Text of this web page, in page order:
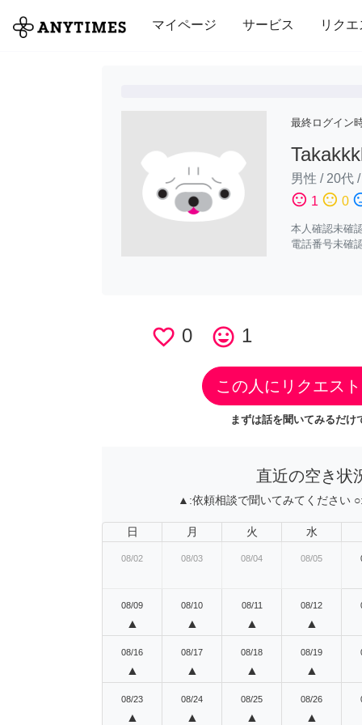
マイページ サービス リクエ
全て 修理・組立 家事 引っ越し
最終ログイン
男性 / 20代 /
sentiment_satisfied 1 sentiment_neutral 0
本人確認未確
電話番号未確
favorite_border 0 tag_faces 1
この人にリクエス
まずは話を聞いてみるだけ
直近の空き状
▲:依頼相談で聞いてみてください ○:
日 月 火 水
08/02 08/03 08/04 08/05
08/09
▲
08/10
▲
08/11
▲
08/12
▲
08/16
▲
08/17
▲
08/18
▲
08/19
▲
08/23
▲
08/24
▲
08/25
▲
08/26
▲